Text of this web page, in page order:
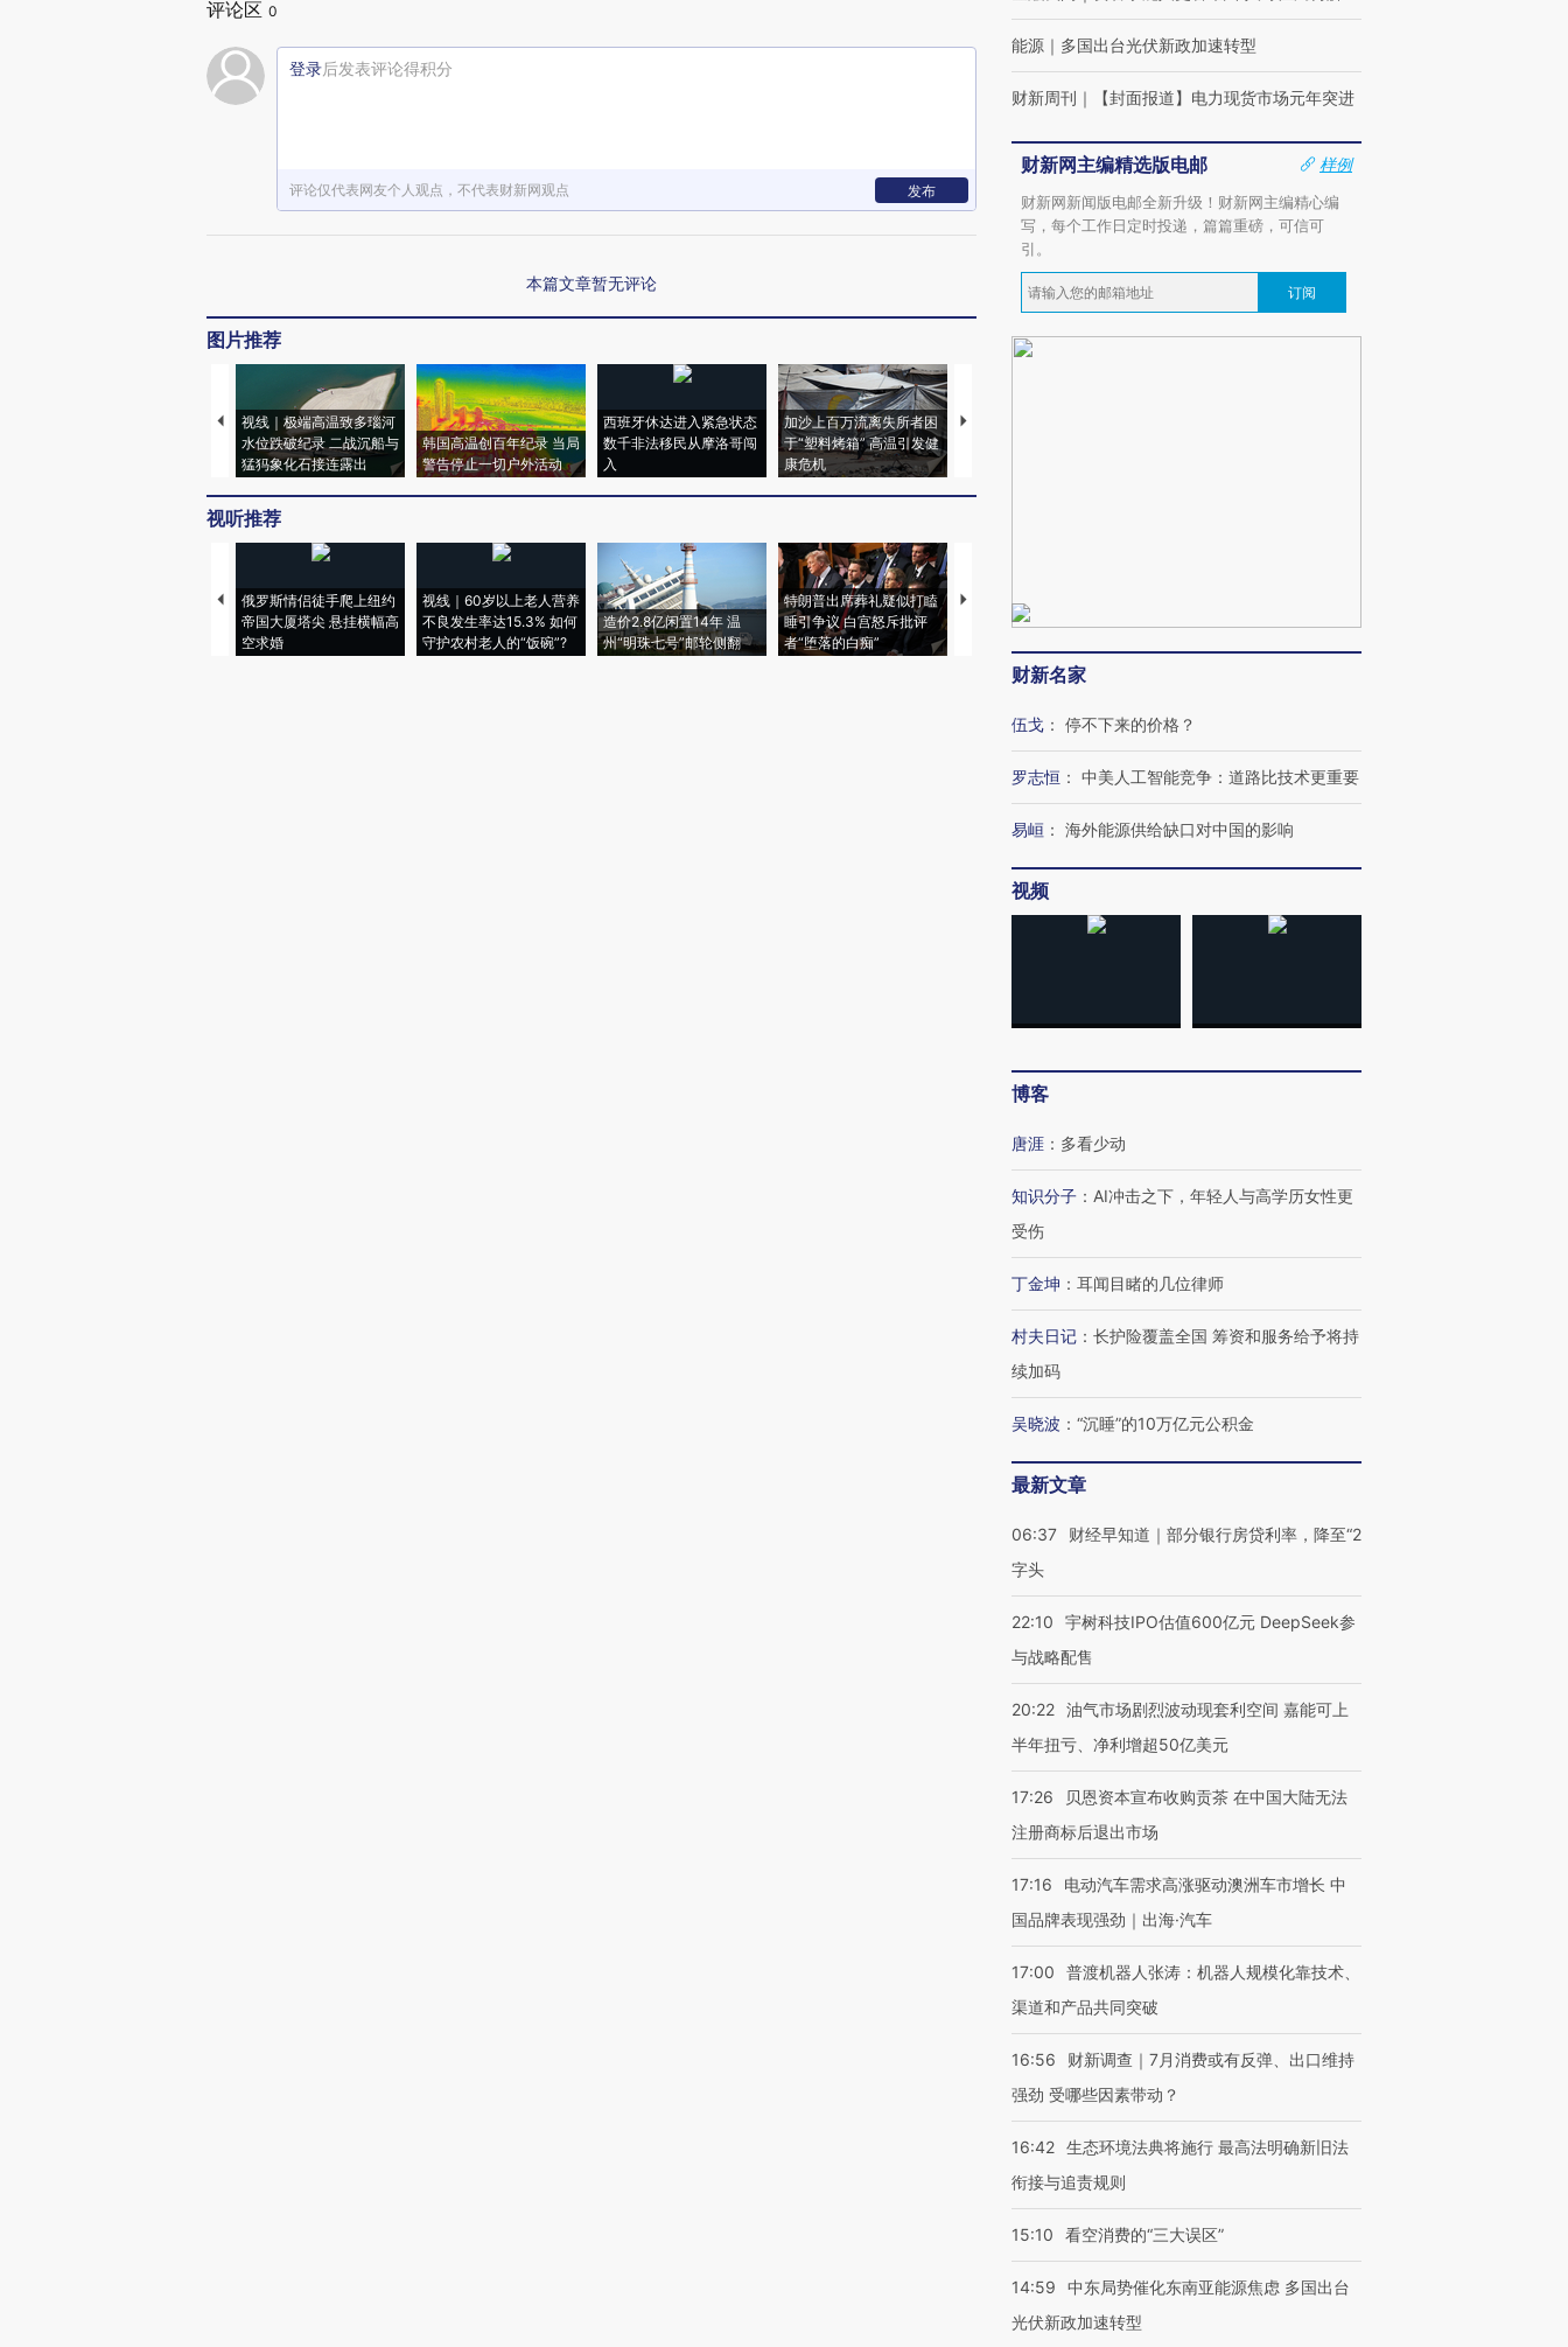
评论区 0
登录后发表评论得积分
评论仅代表网友个人观点，不代表财新网观点 发布
本篇文章暂无评论
图片推荐
视线｜极端高温致多瑙河
水位跌破纪录 二战沉船与
猛犸象化石接连露出
韩国高温创百年纪录 当局
警告停止一切户外活动
西班牙休达进入紧急状态
数千非法移民从摩洛哥闯
入
加沙上百万流离失所者困
于“塑料烤箱” 高温引发健
康危机
视线｜HYROX的吸金
视听推荐
俄罗斯情侣徒手爬上纽约
帝国大厦塔尖 悬挂横幅高
空求婚
视线｜60岁以上老人营养
不良发生率达15.3% 如何
守护农村老人的“饭碗”?
造价2.8亿闲置14年 温
州“明珠七号”邮轮侧翻
特朗普出席葬礼疑似打瞌
睡引争议 白宫怒斥批评
者“堕落的白痴”
视线｜全球最热百城独占
97个 印度如何熬过48°C
能源 ｜ 多国出台光伏新政加速转型
财新周刊 ｜ 【封面报道】电力现货市场元年突进
财新网主编精选版电邮
样例
财新网新闻版电邮全新升级！财新网主编精心编
写，每个工作日定时投递，篇篇重磅，可信可
引。
订阅
财新名家
伍戈 ： 停不下来的价格？
罗志恒 ： 中美人工智能竞争：道路比技术更重要
易峘 ： 海外能源供给缺口对中国的影响
视频
博客
唐涯 ： 多看少动
知识分子 ： AI冲击之下，年轻人与高学历女性更
受伤
丁金坤 ： 耳闻目睹的几位律师
村夫日记 ： 长护险覆盖全国 筹资和服务给予将持
续加码
吴晓波 ： “沉睡”的10万亿元公积金
最新文章
06:37
财经早知道｜部分银行房贷利率，降至“2
字头
22:10
宇树科技IPO估值600亿元 DeepSeek参
与战略配售
20:22 油气市场剧烈波动现套利空间 嘉能可上
半年扭亏、净利增超50亿美元
17:26
贝恩资本宣布收购贡茶 在中国大陆无法
注册商标后退出市场
17:16
电动汽车需求高涨驱动澳洲车市增长 中
国品牌表现强劲｜出海·汽车
17:00
普渡机器人张涛：机器人规模化靠技术、
渠道和产品共同突破
16:56
财新调查｜7月消费或有反弹、出口维持
强劲 受哪些因素带动？
16:42 生态环境法典将施行 最高法明确新旧法
衔接与追责规则
15:10 看空消费的“三大误区”
14:59
中东局势催化东南亚能源焦虑 多国出台
光伏新政加速转型